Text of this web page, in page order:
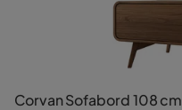
Corvan Sofabord 108 cm